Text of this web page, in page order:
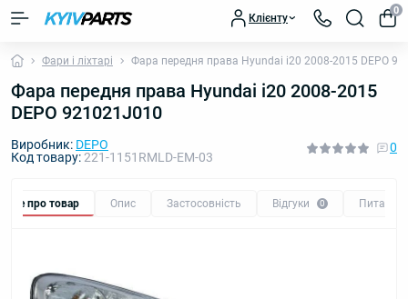
Клієнту
0
Фари і ліхтарі Фара передня права Hyundai i20 2008-2015 DEPO
Фара передня права Hyundai i20 2008-2015
DEPO 921021J010
Виробник: DEPO
Код товару:221-1151RMLD-EM-03
0
Все про товар Опис Застосовність Відгуки 0 Питання